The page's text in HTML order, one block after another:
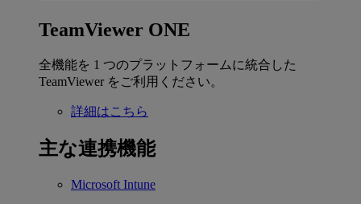
TeamViewer ONE
全機能を 1 つのプラットフォームに統合した
TeamViewer をご利用ください。
詳細はこちら
主な連携機能
Microsoft Intune